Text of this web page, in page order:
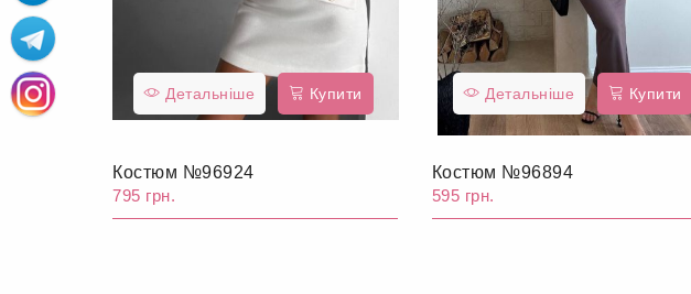
Детальніше Купити
Костюм №96924
795 грн.
Детальніше Купити
Костюм №96894
595 грн.